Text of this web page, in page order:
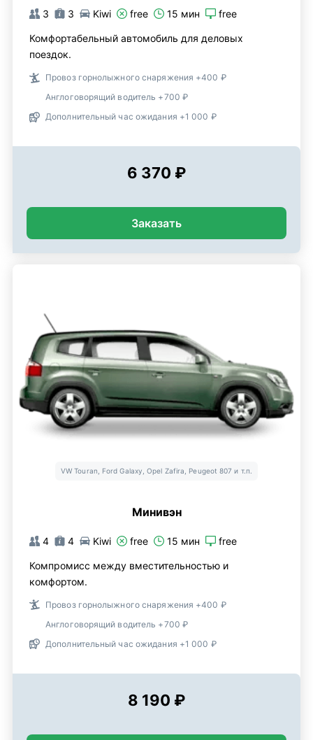
3 3 Kiwi free 15 мин free
Комфортабельный автомобиль для деловых
поездок.
Провоз горнолыжного снаряжения +400 ₽
Англоговорящий водитель +700 ₽
Дополнительный час ожидания +1 000 ₽
6 370 ₽
Заказать
VW Touran, Ford Galaxy, Opel Zafira, Peugeot 807 и т.п.
Минивэн
4 4 Kiwi free 15 мин free
Компромисс между вместительностью и
комфортом.
Провоз горнолыжного снаряжения +400 ₽
Англоговорящий водитель +700 ₽
Дополнительный час ожидания +1 000 ₽
8 190 ₽